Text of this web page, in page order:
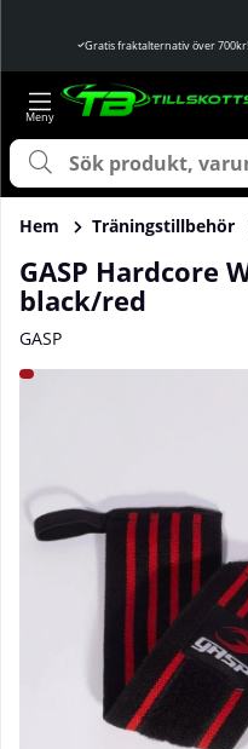
Gratis fraktalternativ över
Hem Träningstillbehör
GASP Hardcore
black/red
GASP
Produktbilder GASP